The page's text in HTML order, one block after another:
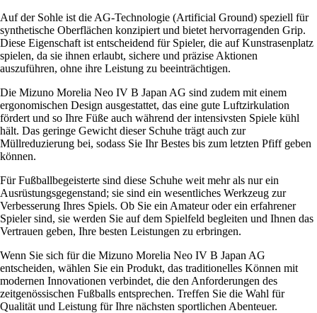
Auf der Sohle ist die AG-Technologie (Artificial Ground) speziell für
synthetische Oberflächen konzipiert und bietet hervorragenden Grip.
Diese Eigenschaft ist entscheidend für Spieler, die auf Kunstrasenplatz
spielen, da sie ihnen erlaubt, sichere und präzise Aktionen
auszuführen, ohne ihre Leistung zu beeinträchtigen.
Die Mizuno Morelia Neo IV B Japan AG sind zudem mit einem
ergonomischen Design ausgestattet, das eine gute Luftzirkulation
fördert und so Ihre Füße auch während der intensivsten Spiele kühl
hält. Das geringe Gewicht dieser Schuhe trägt auch zur
Müllreduzierung bei, sodass Sie Ihr Bestes bis zum letzten Pfiff geben
können.
Für Fußballbegeisterte sind diese Schuhe weit mehr als nur ein
Ausrüstungsgegenstand; sie sind ein wesentliches Werkzeug zur
Verbesserung Ihres Spiels. Ob Sie ein Amateur oder ein erfahrener
Spieler sind, sie werden Sie auf dem Spielfeld begleiten und Ihnen das
Vertrauen geben, Ihre besten Leistungen zu erbringen.
Wenn Sie sich für die Mizuno Morelia Neo IV B Japan AG
entscheiden, wählen Sie ein Produkt, das traditionelles Können mit
modernen Innovationen verbindet, die den Anforderungen des
zeitgenössischen Fußballs entsprechen. Treffen Sie die Wahl für
Qualität und Leistung für Ihre nächsten sportlichen Abenteuer.